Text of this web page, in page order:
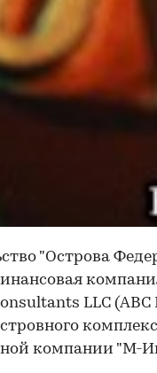
"Острова
LLC
компании "М-